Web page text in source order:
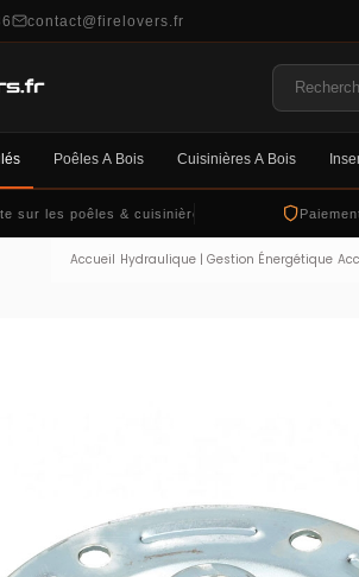
contact@firelovers.fr
Poêles À Bois Cuisinières À Bois
sur les poêles & cuisinières
Accueil Hydraulique | Gestion Énergétique